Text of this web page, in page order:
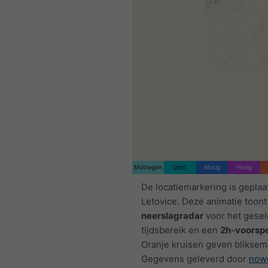
Motregen Licht Matig Hevig
De locatiemarkering is
Letovice. Deze animatie
neerslagradar voor het
tijdsbereik en een 2h-
Oranje kruisen geven
Gegevens geleverd door